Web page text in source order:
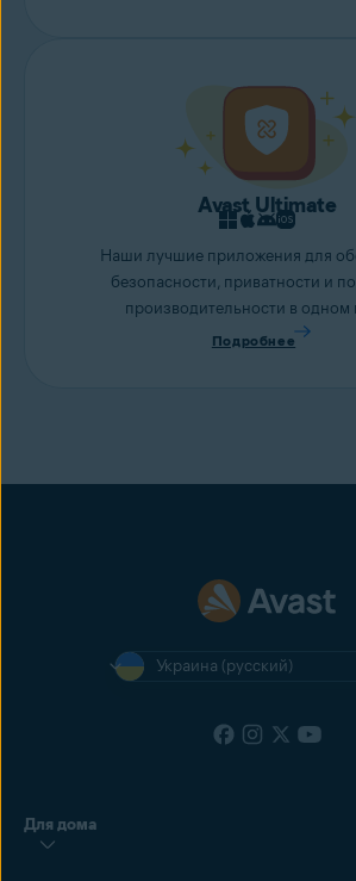
Avast Ultimate
Наши лучшие приложения для
безопасности, приватности и
производительности в одном
Подробнее
Украина (русский)
Для дома